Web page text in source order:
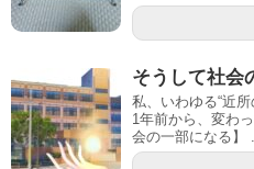
そうして社会
私、いわゆる“近所
1年前から、変わ
会の一部になる】